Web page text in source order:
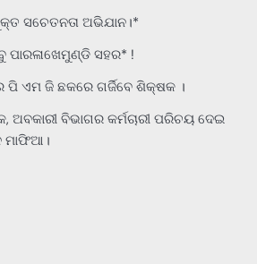
ସଚେତନତା ଅଭିଯାନ।*
ପାରଳାଖେମୁଣ୍ଡି ସହର* !
ପି ଏମ ଜି ଛକରେ ଗର୍ଜିବେ ଶିକ୍ଷକ ।
ବିଭାଗର କର୍ମଚାରୀ ପରିଚୟ ଦେଇ
ମାଫିଆ।